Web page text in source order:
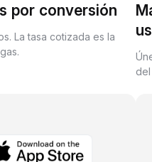
por conversión
La tasa cotizada es la